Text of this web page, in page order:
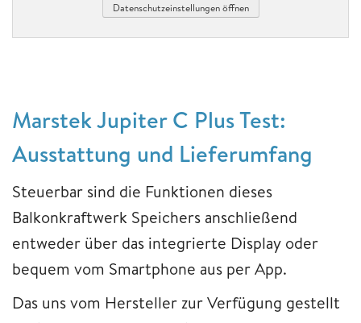
Datenschutzeinstellungen öffnen
Marstek Jupiter C Plus Test:
Ausstattung und Lieferumfang
Steuerbar sind die Funktionen dieses
Balkonkraftwerk Speichers anschließend
entweder über das integrierte Display oder
bequem vom Smartphone aus per App.
Das uns vom Hersteller zur Verfügung gestellt